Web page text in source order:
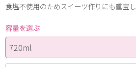
食塩不使用のためスイーツ作りにも重宝し
容量を選ぶ
720ml